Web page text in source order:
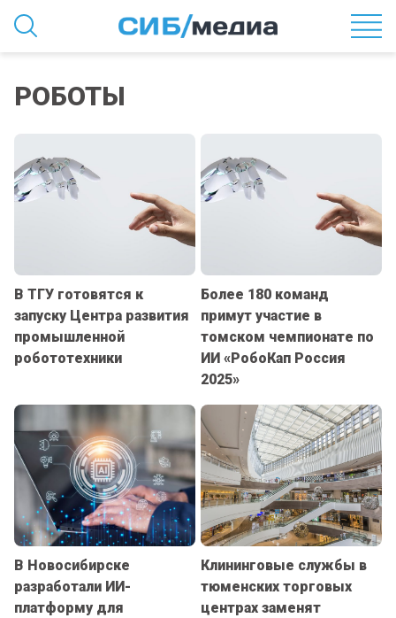
РОБОТЫ
В ТГУ готовятся к
запуску Центра развития
промышленной
робототехники
Более 180 команд
примут участие в
томском чемпионате по
ИИ «РобоКап Россия
2025»
В Новосибирске
разработали ИИ-
платформу для
Клининговые службы в
тюменских торговых
центрах заменят